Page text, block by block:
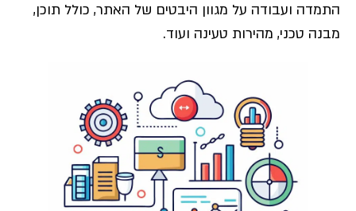
התמדה ועבודה על מגוון היבטים של האתר, כולל תוכן,
מבנה טכני, מהירות טעינה ועוד.